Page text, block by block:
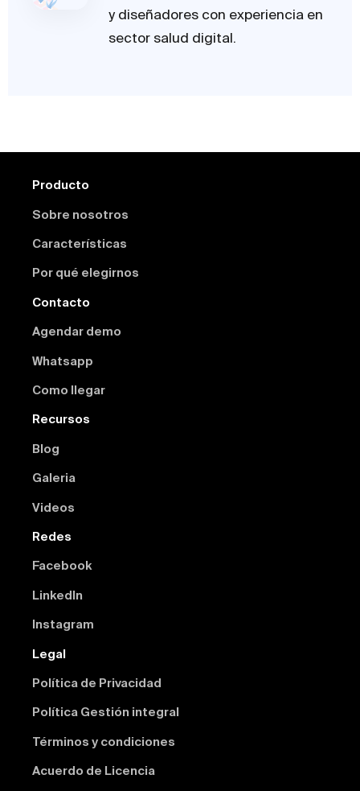
y diseñadores con experiencia en
sector salud digital.
Producto
Sobre nosotros
Características
Por qué elegirnos
Contacto
Agendar demo
Whatsapp
Como llegar
Recursos
Blog
Galeria
Videos
Redes
Facebook
Linkedln
Instagram
Legal
Política de Privacidad
Política Gestión integral
Términos y condiciones
Acuerdo de Licencia